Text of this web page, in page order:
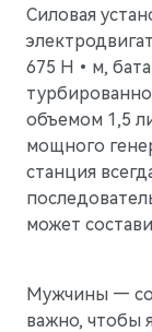
AITO
Силовая
675 Н•м,
объемом 1,5
мощного
станция
может
Мужчины —
важно, чтобы